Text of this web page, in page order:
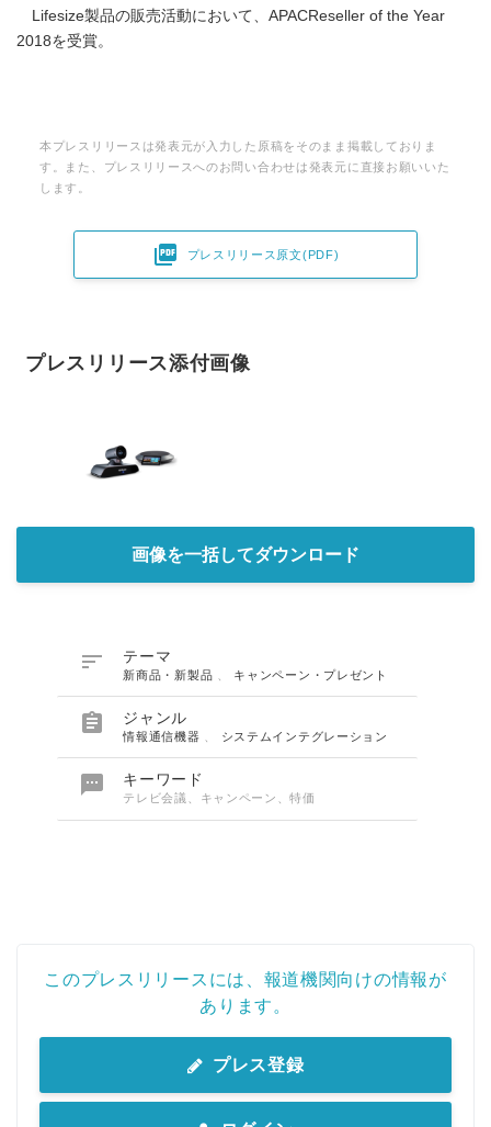
Lifesize製品の販売活動において、APACReseller of the Year
2018を受賞。
本プレスリリースは発表元が入力した原稿をそのまま掲載しておりま
す。また、プレスリリースへのお問い合わせは発表元に直接お願いいた
します。
 プレスリリース原文(PDF)
プレスリリース添付画像
画像を一括してダウンロード
 テーマ
新商品・新製品 キャンペーン・プレゼント
 ジャンル
情報通信機器 システムインテグレーション
 キーワード
テレビ会議、キャンペーン、特価
このプレスリリースには、報道機関向けの情報が
あります。
プレス登録